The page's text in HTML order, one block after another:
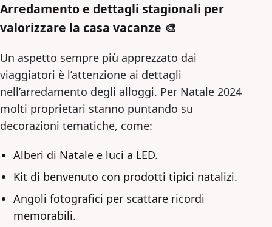
Arredamento e dettagli stagionali per
valorizzare la casa vacanze 🎨
Un aspetto sempre più apprezzato dai
viaggiatori è l’attenzione ai dettagli
nell’arredamento degli alloggi. Per Natale 2024
molti proprietari stanno puntando su
decorazioni tematiche, come:
Alberi di Natale e luci a LED.
Kit di benvenuto con prodotti tipici natalizi.
Angoli fotografici per scattare ricordi
memorabili.